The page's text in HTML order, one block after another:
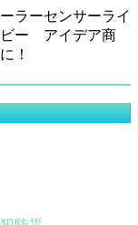
ーセンサーライ
ー アイデア商
！